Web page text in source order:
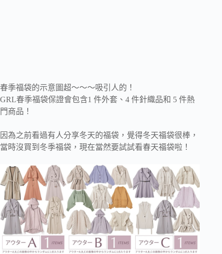
春季福袋的示意圖超～～～吸引人的！
GRL春季福袋保證會包含1 件外套、4 件針織品和 5 件熱
門商品！
因為之前看過有人分享冬天的福袋，覺得冬天福袋很棒，
當時沒買到冬季福袋，現在當然要試試看春天福袋啦！